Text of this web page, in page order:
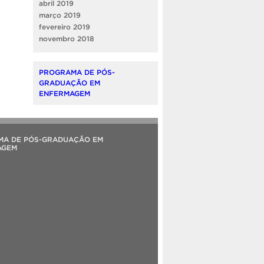
abril 2019
março 2019
fevereiro 2019
novembro 2018
PROGRAMA DE PÓS-
GRADUAÇÃO EM
ENFERMAGEM
DE PÓS-GRADUAÇÃO EM